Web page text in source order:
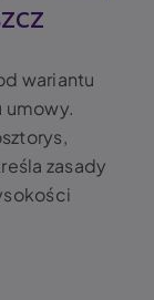
wariantu
umowy.
zasady